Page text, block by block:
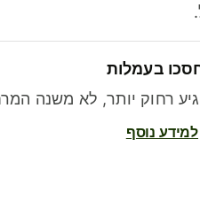
בעמלות
רחוק יותר, לא משנה
למידע נוסף